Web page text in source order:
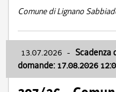
Comune di Lignano
13.07.2026 - Scadenza
domande: 17.08.2026